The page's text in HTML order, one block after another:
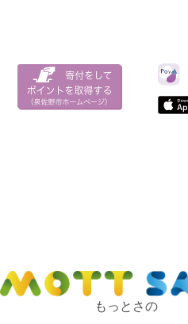
もっとさの